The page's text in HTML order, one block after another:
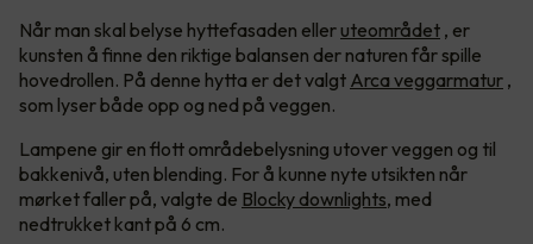
Når man skal belyse hyttefasaden eller uteområdet , er
kunsten å finne den riktige balansen der naturen får spille
hovedrollen. På denne hytta er det valgt Arca veggarmatur ,
som lyser både opp og ned på veggen.
Lampene gir en flott områdebelysning utover veggen og til
bakkenivå, uten blending. For å kunne nyte utsikten når
mørket faller på, valgte de Blocky downlights, med
nedtrukket kant på 6 cm.